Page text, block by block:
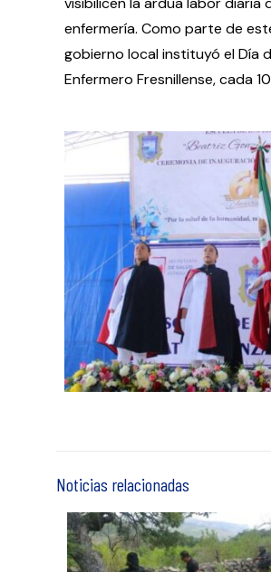
enfermería. Como parte de
gobierno local instituyó el Día
Enfermero Fresnillense, cada
Noticias relacionadas